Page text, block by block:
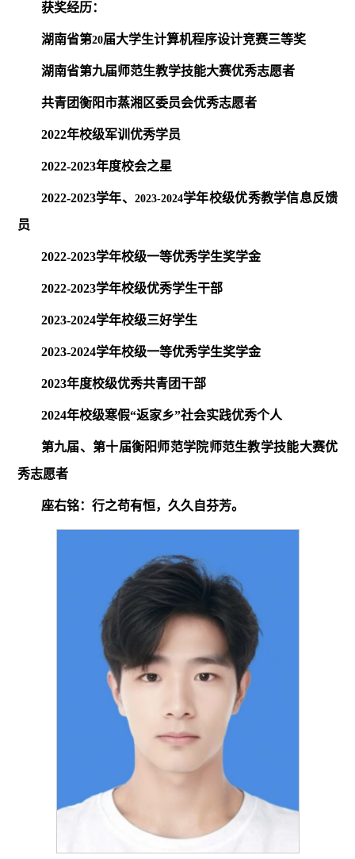
获奖经历：
湖南省第20届大学生计算机程序设计竞赛三等奖
湖南省第九届师范生教学技能大赛优秀志愿者
共青团衡阳市蒸湘区委员会优秀志愿者
2022年校级军训优秀学员
2022-2023年度校会之星
2022-2023学年、 2023-2024学年校级优秀教学信息反馈
员
2022-2023学年校级一等优秀学生奖学金
2022-2023学年校级优秀学生干部
2023-2024学年校级三好学生
2023-2024学年校级一等优秀学生奖学金
2023年度校级优秀共青团干部
2024年校级寒假“返家乡”社会实践优秀个人
第九届、第十届衡阳师范学院师范生教学技能大赛优
秀志愿者
座右铭：行之苟有恒，久久自芬芳。